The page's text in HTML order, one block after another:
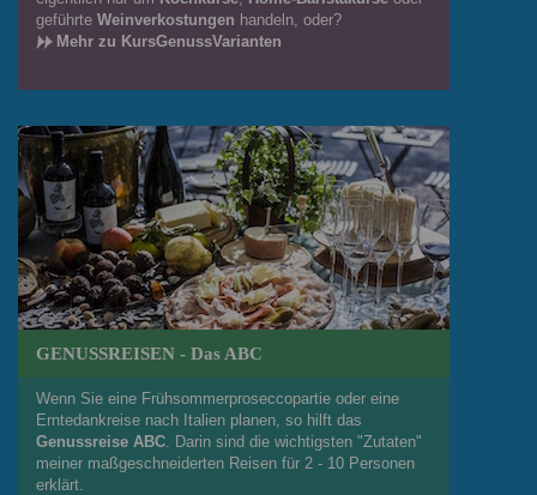
geführte Weinverkostungen handeln, oder?
Mehr zu KursGenussVarianten
GENUSSREISEN - Das ABC
Wenn Sie eine Frühsommerproseccopartie oder eine
Erntedankreise nach Italien planen, so hilft das
Genussreise ABC . Darin sind die wichtigsten "Zutaten"
meiner maßgeschneiderten Reisen für 2 - 10 Personen
erklärt.